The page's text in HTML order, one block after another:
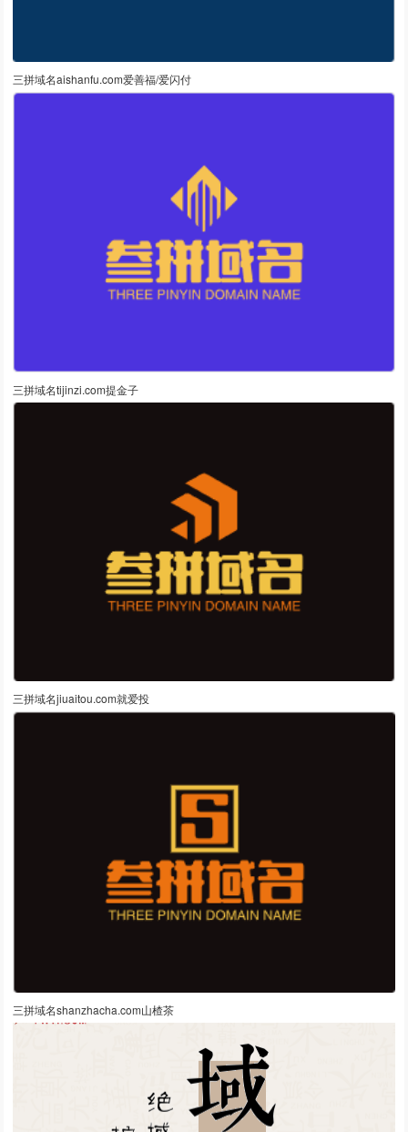
三拼域名aishanfu.com爱善福/爱闪付
三拼域名tijinzi.com提金子
三拼域名jiuaitou.com就爱投
三拼域名shanzhacha.com山楂茶